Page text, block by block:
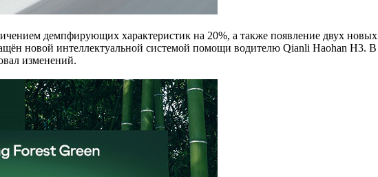
демпфирующих характеристик на 20%, а также появление двух
новой интеллектуальной системой помощи водителю Qianli Haohan H3.
изменений.